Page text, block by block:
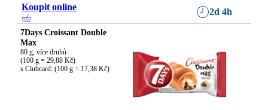
Koupit online 2d 4h
7Days Croissant Double
Max
80 g, více druhů
(100 g = 29,88 Kč)
s Clubcard: (100 g = 17,38 Kč)